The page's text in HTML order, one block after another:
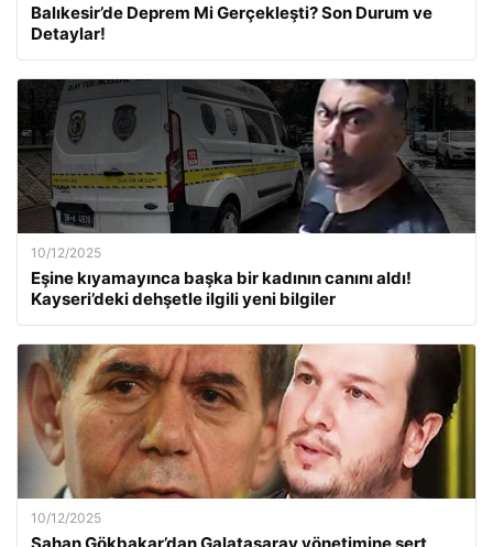
Balıkesir’de Deprem Mi Gerçekleşti? Son Durum ve
Detaylar!
10/12/2025
Eşine kıyamayınca başka bir kadının canını aldı!
Kayseri’deki dehşetle ilgili yeni bilgiler
10/12/2025